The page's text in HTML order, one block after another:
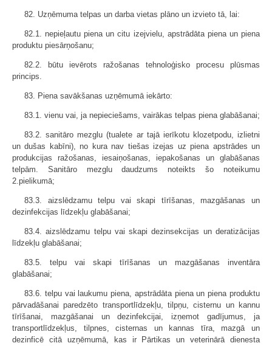
82. Uzņēmuma telpas un darba vietas plāno un izvieto tā, lai:
82.1. nepieļautu piena un citu izejvielu, apstrādāta piena un piena
produktu piesārņošanu;
82.2. būtu ievērots ražošanas tehnoloģisko procesu plūsmas
princips.
83. Piena savākšanas uzņēmumā iekārto:
83.1. vienu vai, ja nepieciešams, vairākas telpas piena glabāšanai;
83.2. sanitāro mezglu (tualete ar tajā ierīkotu klozetpodu, izlietni
un dušas kabīni), no kura nav tiešas izejas uz piena apstrādes un
produkcijas ražošanas, iesaiņošanas, iepakošanas un glabāšanas
telpām. Sanitāro mezglu daudzums noteikts šo noteikumu
2.pielikumā;
83.3. aizslēdzamu telpu vai skapi tīrīšanas, mazgāšanas un
dezinfekcijas līdzekļu glabāšanai;
83.4. aizslēdzamu telpu vai skapi dezinsekcijas un deratizācijas
līdzekļu glabāšanai;
83.5. telpu vai skapi tīrīšanas un mazgāšanas inventāra
glabāšanai;
83.6. telpu vai laukumu piena, apstrādāta piena un piena produktu
pārvadāšanai paredzēto transportlīdzekļu, tilpņu, cisternu un kannu
tīrīšanai, mazgāšanai un dezinfekcijai, izņemot gadījumus, ja
transportlīdzekļus, tilpnes, cisternas un kannas tīra, mazgā un
dezinficē citā uzņēmumā, kas ir Pārtikas un veterinārā dienesta